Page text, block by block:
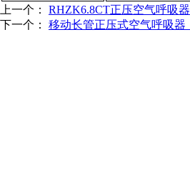
上一个： RHZK6.8CT正压空气呼吸器
下一个： 移动长管正压式空气呼吸器